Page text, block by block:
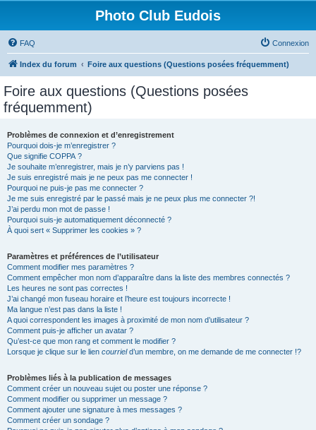
Photo Club Eudois
FAQ Connexion
Index du forum Foire aux questions (Questions posées fréquemment)
Foire aux questions (Questions posées
fréquemment)
Problèmes de connexion et d’enregistrement
Pourquoi dois-je m’enregistrer ?
Que signifie COPPA ?
Je souhaite m’enregistrer, mais je n’y parviens pas !
Je suis enregistré mais je ne peux pas me connecter !
Pourquoi ne puis-je pas me connecter ?
Je me suis enregistré par le passé mais je ne peux plus me connecter ?!
J’ai perdu mon mot de passe !
Pourquoi suis-je automatiquement déconnecté ?
À quoi sert « Supprimer les cookies » ?
Paramètres et préférences de l’utilisateur
Comment modifier mes paramètres ?
Comment empêcher mon nom d’apparaître dans la liste des membres connectés ?
Les heures ne sont pas correctes !
J’ai changé mon fuseau horaire et l’heure est toujours incorrecte !
Ma langue n’est pas dans la liste !
A quoi correspondent les images à proximité de mon nom d’utilisateur ?
Comment puis-je afficher un avatar ?
Qu’est-ce que mon rang et comment le modifier ?
Lorsque je clique sur le lien courrield’un membre, on me demande de me connecter !?
Problèmes liés à la publication de messages
Comment créer un nouveau sujet ou poster une réponse ?
Comment modifier ou supprimer un message ?
Comment ajouter une signature à mes messages ?
Comment créer un sondage ?